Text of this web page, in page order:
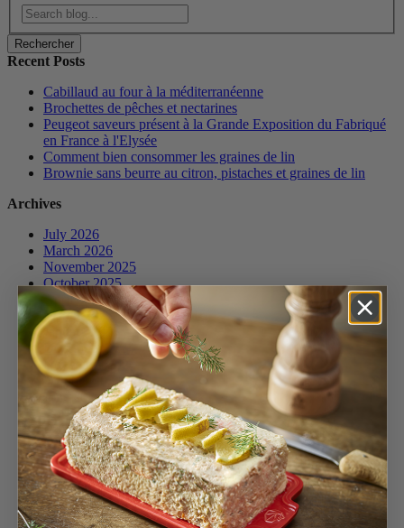
Rechercher
Recent Posts
Cabillaud au four à la méditerranéenne
Brochettes de pêches et nectarines
Peugeot saveurs présent à la Grande Exposition du Fabriqué
en France à l'Elysée
Comment bien consommer les graines de lin
Brownie sans beurre au citron, pistaches et graines de lin
Archives
July 2026
March 2026
November 2025
October 2025
April 2025
March 2025
January 2025
December 2024
November 2024
October 2024
June 2024
April 2024
March 2024
February 2024
December 2023
November 2023
October 2023
July 2023